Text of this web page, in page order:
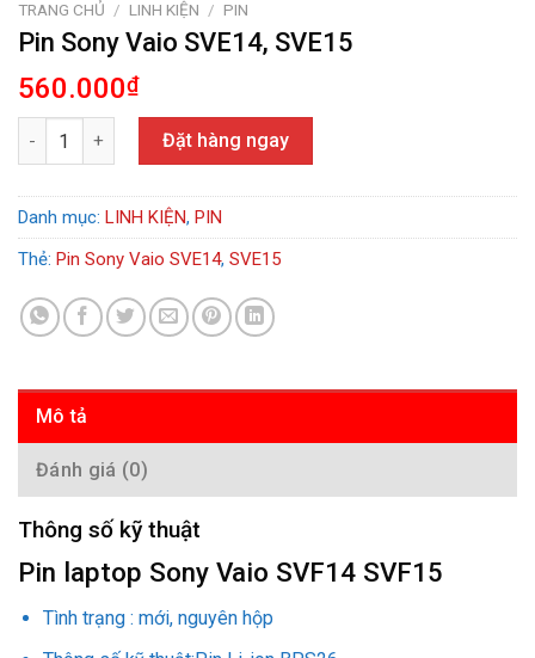
TRANG CHỦ / LINH KIỆN / PIN
Pin Sony Vaio SVE14, SVE15
560.000₫
Pin Sony Vaio SVE14, SVE15 số lượng
Đặt hàng ngay
Danh mục: LINH KIỆN, PIN
Thẻ: Pin Sony Vaio SVE14, SVE15
Mô tả
Đánh giá (0)
Thông số kỹ thuật
Pin laptop Sony Vaio SVF14 SVF15
Tình trạng : mới, nguyên hộp